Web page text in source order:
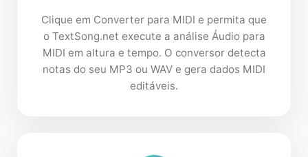
Clique em Converter para MIDI e permita que
o TextSong.net execute a análise Áudio para
MIDI em altura e tempo. O conversor detecta
notas do seu MP3 ou WAV e gera dados MIDI
editáveis.